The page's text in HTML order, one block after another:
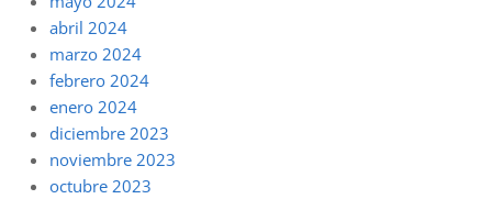
abril 2024
marzo 2024
febrero 2024
enero 2024
diciembre 2023
noviembre 2023
octubre 2023